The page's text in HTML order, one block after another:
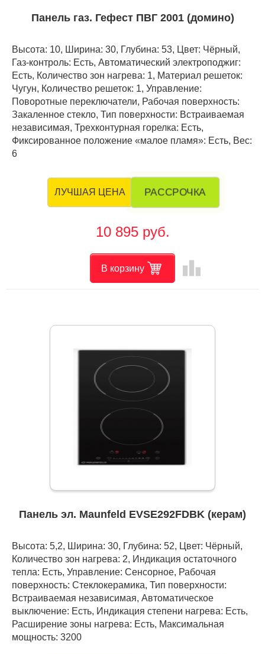
Панель газ. Гефест ПВГ 2001 (домино)
Высота: 10, Ширина: 30, Глубина: 53, Цвет: Чёрный,
Газ-контроль: Есть, Автоматический электроподжиг:
Есть, Количество зон нагрева: 1, Материал решеток:
Чугун, Количество решеток: 1, Управление:
Поворотные переключатели, Рабочая поверхность:
Закаленное стекло, Тип поверхности: Встраиваемая
независимая, Трехконтурная горелка: Есть,
Фиксированное положение «малое пламя»: Есть, Вес:
6
ЛУЧШАЯ ЦЕНА РАССРОЧКА
10 895 руб.
В корзину leaderboard
Панель эл. Maunfeld EVSE292FDBK (керам)
Высота: 5,2, Ширина: 30, Глубина: 52, Цвет: Чёрный,
Количество зон нагрева: 2, Индикация остаточного
тепла: Есть, Управление: Сенсорное, Рабочая
поверхность: Стеклокерамика, Тип поверхности:
Встраиваемая независимая, Автоматическое
выключение: Есть, Индикация степени нагрева: Есть,
Расширение зоны нагрева: Есть, Максимальная
мощность: 3200